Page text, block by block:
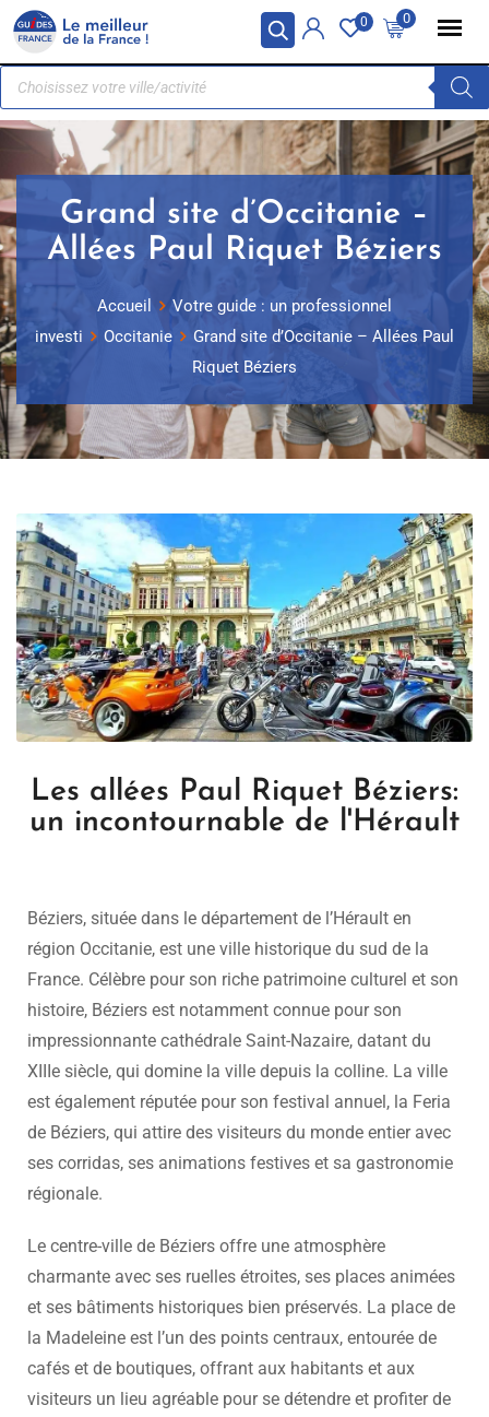
Panneau de gestion des cookies 0
0
Grand site d’Occitanie –
Allées Paul Riquet Béziers
Accueil
Votre guide : un professionnel
investi
Occitanie
Grand site d’Occitanie – Allées Paul
Riquet Béziers
Les allées Paul Riquet Béziers:
un incontournable de l'Hérault
Béziers, située dans le département de l’Hérault en
région Occitanie, est une ville historique du sud de la
France. Célèbre pour son riche patrimoine culturel et son
histoire, Béziers est notamment connue pour son
impressionnante cathédrale Saint-Nazaire, datant du
XIIIe siècle, qui domine la ville depuis la colline. La ville
est également réputée pour son festival annuel, la Feria
de Béziers, qui attire des visiteurs du monde entier avec
ses corridas, ses animations festives et sa gastronomie
régionale.
Le centre-ville de Béziers offre une atmosphère
charmante avec ses ruelles étroites, ses places animées
et ses bâtiments historiques bien préservés. La place de
la Madeleine est l’un des points centraux, entourée de
cafés et de boutiques, offrant aux habitants et aux
visiteurs un lieu agréable pour se détendre et profiter de